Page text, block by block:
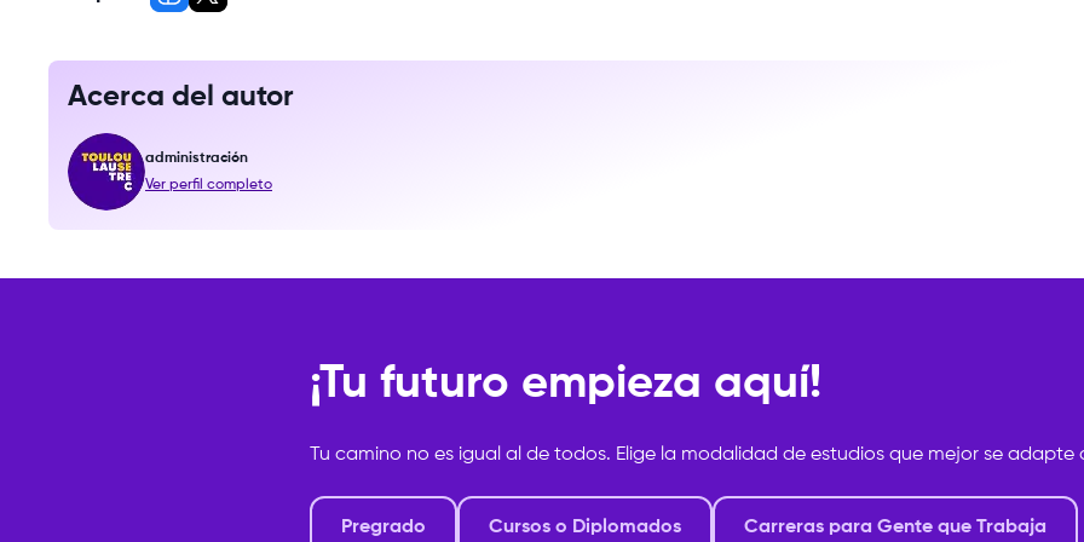
Acerca del autor
administración
Ver perfil completo
¡Tu futuro empieza aquí!
Tu camino no es igual al de todos. Elige la modalidad de estudios que mejor se adapte
Pregrado Cursos o Diplomados Carreras para Gente que Trabaja